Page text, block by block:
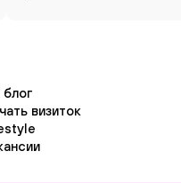
визиток